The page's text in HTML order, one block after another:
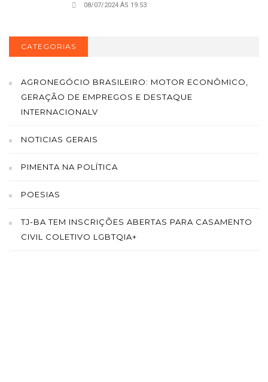
08/07/2024 ÁS 19:53
CATEGORIAS
AGRONEGÓCIO BRASILEIRO: MOTOR ECONÔMICO,
GERAÇÃO DE EMPREGOS E DESTAQUE
INTERNACIONALV
NOTICIAS GERAIS
PIMENTA NA POLÍTICA
POESIAS
TJ-BA TEM INSCRIÇÕES ABERTAS PARA CASAMENTO
CIVIL COLETIVO LGBTQIA+